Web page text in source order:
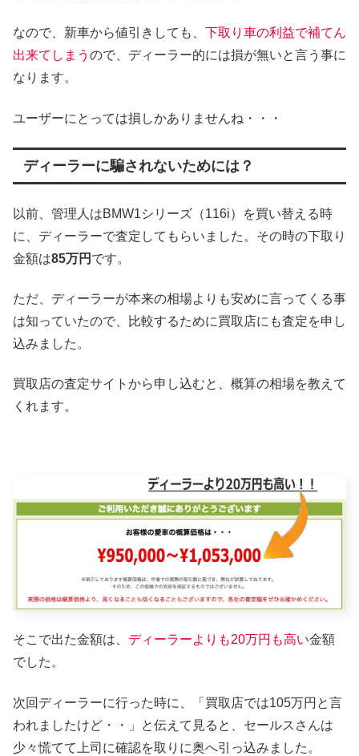
なので、新車から値引きしても、 下取り車の利益で補てん
出来てしまう ので、ディーラー的には損が無いと言う事に
なります。
ユーザーにとっては損しかありませんね・・・
ディーラーに騙されないためには？
以前、管理人はBMW1シリーズ（116i）を買い替える時
に、ディーラーで査定してもらいました。その時の下取り
金額は85万円 です。
ただ、ディーラーが本来の相場よりも安めに言ってくる事
は知っていたので、比較するために買取店にも査定を申し
込みました。
買取店の査定サイトから申し込むと、概算の相場を教えて
くれます。
そこで出た金額は、 ディーラーよりも20万円も高い金額
でした。
次回ディーラーに行った時に、「買取店では105万円と言
われましたけど・・」と伝えて見ると、セールスさんは
少々慌てて上司に確認を取りに奥へ引っ込みました。